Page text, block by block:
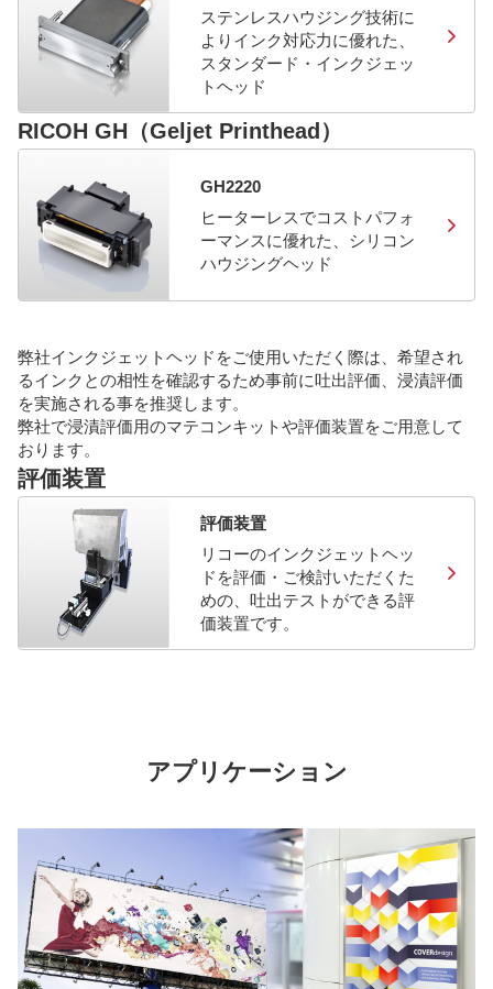
ステンレスハウジング技術に
よりインク対応力に優れた、
スタンダード・インクジェッ
トヘッド
RICOH GH（Geljet Printhead）
GH2220
ヒーターレスでコストパフォ
ーマンスに優れた、シリコン
ハウジングヘッド
弊社インクジェットヘッドをご使用いただく際は、希望され
るインクとの相性を確認するため事前に吐出評価、浸漬評価
を実施される事を推奨します。
弊社で浸漬評価用のマテコンキットや評価装置をご用意して
おります。
評価装置
評価装置
リコーのインクジェットヘッ
ドを評価・ご検討いただくた
めの、吐出テストができる評
価装置です。
アプリケーション